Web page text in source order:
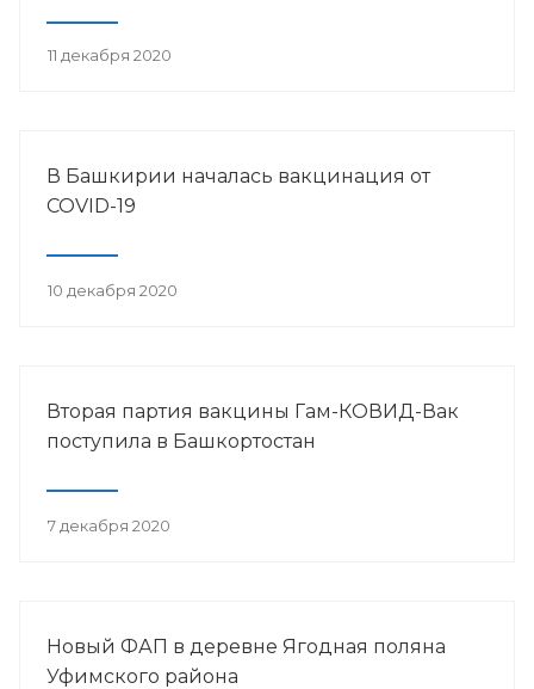
11 декабря 2020
В Башкирии началась вакцинация от
COVID-19
10 декабря 2020
Вторая партия вакцины Гам-КОВИД-Вак
поступила в Башкортостан
7 декабря 2020
Новый ФАП в деревне Ягодная поляна
Уфимского района